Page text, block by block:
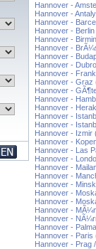
Hannover -
Hannover -
Hannover -
Hannover -
Hannover -
Hannover -
Hannover -
Hannover -
Hannover -
Hannover - Graz
Hannover -
Hannover -
Hannover -
Hannover -
Hannover -
Hannover - Izmir
Hannover -
Hannover - Las
Hannover -
Hannover -
Hannover -
Hannover -
Hannover -
Hannover -
Hannover -
Hannover -
Hannover -
Hannover - Paris
Hannover - Prag